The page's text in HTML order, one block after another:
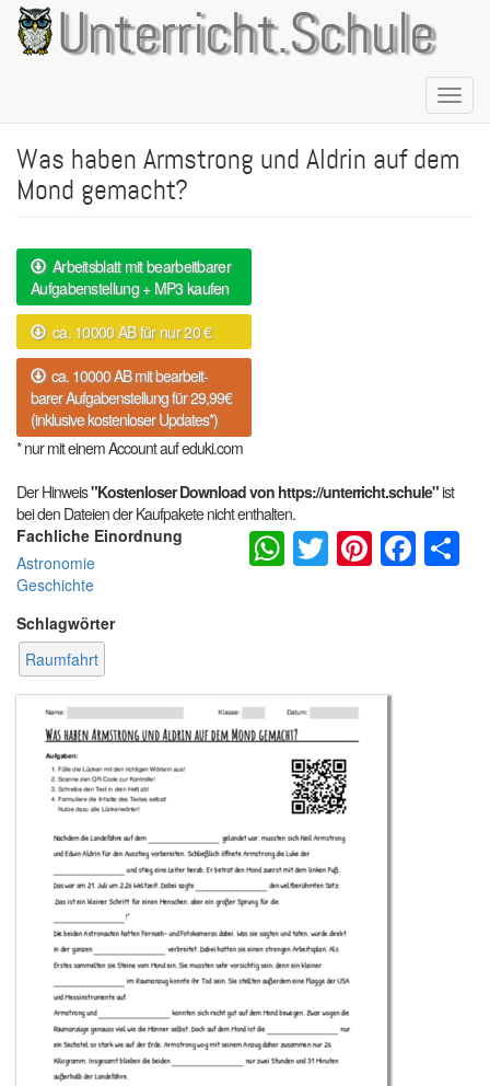
Direkt
zum
Inhalt
Unterricht.Schule
Was haben Armstrong und Aldrin auf dem
Mond gemacht?
Arbeitsblatt mit bearbeitbarer
Aufgabenstellung + MP3 kaufen
ca. 10000 AB für nur 20 €
ca. 10000 AB mit bearbeit-
barer Aufgabenstellung für 29,99€
(inklusive kostenloser Updates*)
* nur mit einem Account auf eduki.com
Der Hinweis"Kostenloser Download von https://unterricht.schule"ist
bei den Dateien der Kaufpakete nicht enthalten.
Fachliche Einordnung
Astronomie
Geschichte
Schlagwörter
Raumfahrt
WhatsApp
Twitter